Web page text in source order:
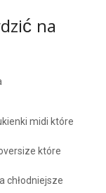
na
midi które
które
chłodniejsze